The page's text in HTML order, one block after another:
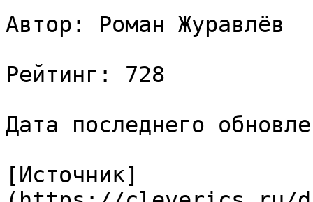
Автор: Роман Журавлёв
Рейтинг: 728
Дата последнего
[Источник]